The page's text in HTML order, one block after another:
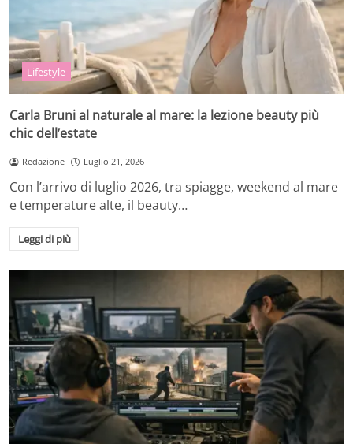
Lifestyle
Carla Bruni al naturale al mare: la lezione beauty più
chic dell’estate
Redazione Luglio 21, 2026
Con l’arrivo di luglio 2026, tra spiagge, weekend al mare
e temperature alte, il beauty…
Leggi di più